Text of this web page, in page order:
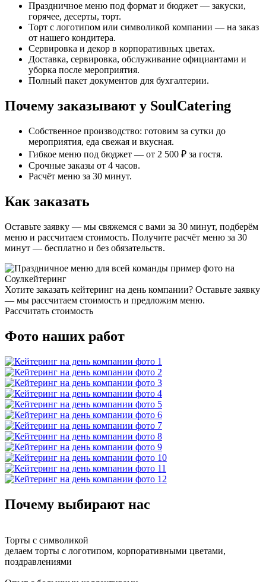
Праздничное меню под формат и бюджет — закуски,
горячее, десерты, торт.
Торт с логотипом или символикой компании — на заказ
от нашего кондитера.
Сервировка и декор в корпоративных цветах.
Доставка, сервировка, обслуживание официантами и
уборка после мероприятия.
Полный пакет документов для бухгалтерии.
Почему заказывают у SoulCatering
Собственное производство: готовим за сутки до
мероприятия, еда свежая и вкусная.
Гибкое меню под бюджет — от 2 500 ₽ за гостя.
Срочные заказы от 4 часов.
Расчёт меню за 30 минут.
Как заказать
Оставьте заявку — мы свяжемся с вами за 30 минут, подберём
меню и рассчитаем стоимость. Получите расчёт меню за 30
минут — бесплатно и без обязательств.
Хотите заказать кейтеринг на день компании? Оставьте заявку
— мы рассчитаем стоимость и предложим меню.
Рассчитать стоимость
Фото наших работ
Почему выбирают нас
Торты с символикой
делаем торты с логотипом, корпоративными цветами,
поздравлениями